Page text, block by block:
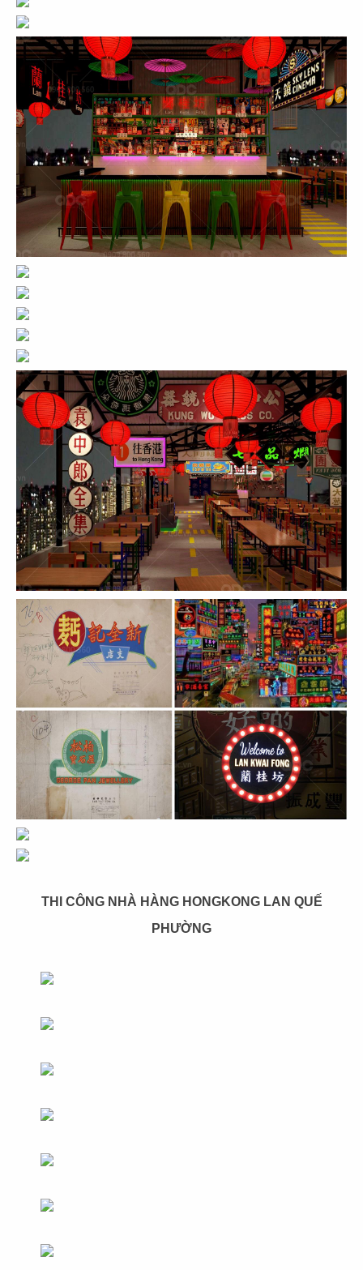
THI CÔNG NHÀ HÀNG HONGKONG LAN QUẾ
PHƯỜNG
kinh doanh thuận lợi.
Cùng tìm hiểu kỹ hơn qua những dự án nhà hàng mà
QDC Design & Buildthiết kế nhà hàngvà thi công trọn
gói dưới đây để chọn cho nhà hàng của riêng mình một
ý tưởng độc đáo:
Chủ đầu tư: Nhà hàng Hoa PaoSan Hotpot
Diện tích: 332 m2
Địa chỉ: 133 Phan Trung, Tân Mai, TP. Biên Hòa,
Đồng Nai
CHI TIẾT
THIẾT KẾ NHÀ HÀNG HOA HUI XIANG
SI YAN
Chủ đầu tư: Nhà hàng Hoa HUI XIANG SI YAN
Diện tích: 470 m2
Địa điểm: Thảo Điền, Quận 2, Tp.HCM
THIẾT KẾ NHÀ HÀNG LẨU ĐẠI ĐƯỜNG
Chủ đầu tư: Nhà hàng lẩu Đại Đường Trân Tuyển
Địa chỉ: số 1145 đường Tỉnh Lộ 10, KP 9, P.Tân Tạo
, Q.Bình Tân